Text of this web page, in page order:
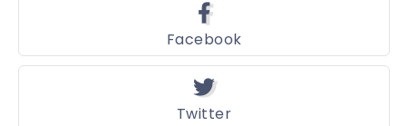
Facebook
Twitter